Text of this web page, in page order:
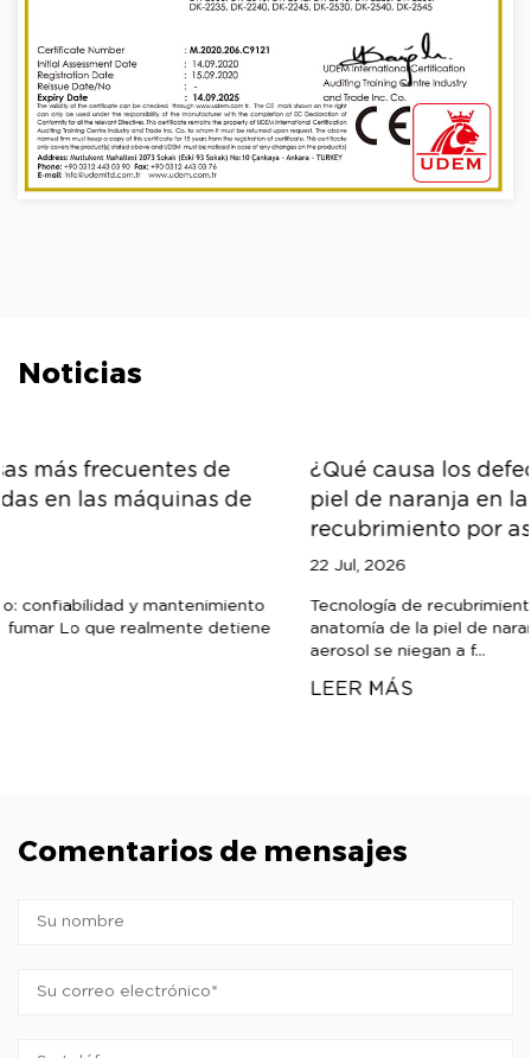
Noticias
¿Qué causa los defectos en la textura de la
piel de naranja en las máquinas de
recubrimiento por aspersión?
Tecnología de recubrimiento: diagnóstico de procesos La
anatomía de la piel de naranja ¿Por qué los recubrimientos en
Comentarios de mensajes